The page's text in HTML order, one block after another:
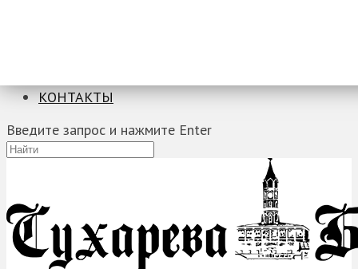
КОНТАКТЫ
Введите запрос и нажмите Enter